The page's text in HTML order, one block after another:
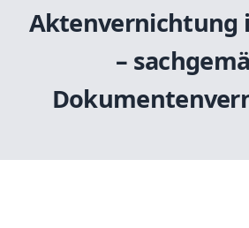
Aktenvernichtung
–